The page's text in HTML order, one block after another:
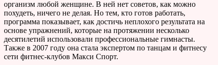
организм любой женщине. В ней нет советов, как можно
похудеть, ничего не делая. Но тем, кто готов работать,
программа показывает, как достичь неплохого результата на
основе упражнений, которые на протяжении несколько
десятилетий использовали профессиональные гимнасты.
Также в 2007 году она стала экспертом по танцам и фитнесу
сети фитнес-клубов Макси Спорт.